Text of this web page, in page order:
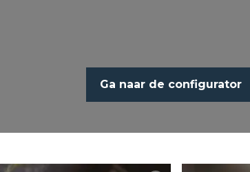
Ga naar de configurator